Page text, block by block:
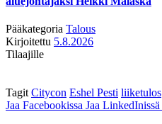
Pääkategoria Talous
Kirjoitettu 5.8.2026
Tilaajille
Tagit Citycon Eshel Pesti liiketulos
Jaa Facebookissa Jaa LinkedInissä